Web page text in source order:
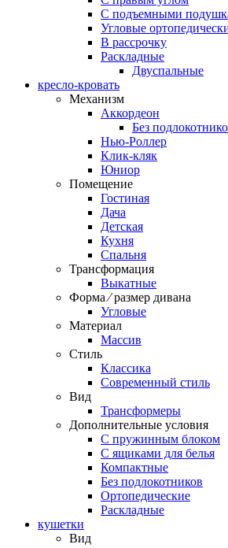
С подъемными
Угловые
В рассрочку
Раскладные
Двуспальные
кресло-кровать
Механизм
Аккордеон
Без
Нью-Роллер
Клик-кляк
Юниор
Помещение
Гостиная
Дача
Детская
Кухня
Спальня
Трансформация
Выкатные
Форма ⁄ размер дивана
Угловые
Материал
Массив
Стиль
Классика
Современный стиль
Вид
Трансформеры
Дополнительные условия
С пружинным блоком
С ящиками для белья
Компактные
Без подлокотников
Ортопедические
Раскладные
кушетки
Вид